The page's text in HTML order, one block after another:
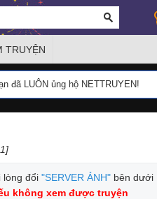
TRUYỆN
đã LUÔN ủng hộ NETTRUYEN!
lòng đổi "SERVER ẢNH" bên dưới
không xem được truyện